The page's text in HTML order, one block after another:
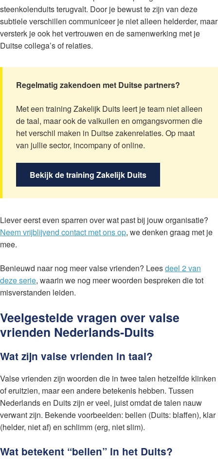
steenkolenduits terugvalt. Door je bewust te zijn van deze
subtiele verschillen communiceer je niet alleen helderder, maar
versterk je ook het vertrouwen en de samenwerking met je
Duitse collega’s of relaties.
Regelmatig zakendoen met Duitse partners?
Met een training Zakelijk Duits leert je team niet alleen
de taal, maar ook de valkuilen en omgangsvormen die
het verschil maken in Duitse zakenrelaties. Op maat
van jullie sector, incompany of online.
Bekijk de training Zakelijk Duits
Liever eerst even sparren over wat past bij jouw organisatie?
Neem vrijblijvend contact met ons op, we denken graag met je
mee.
Benieuwd naar nog meer valse vrienden? Leesdeel 2 van
deze serie, waarin we nog meer woorden bespreken die tot
misverstanden leiden.
Veelgestelde vragen over valse
vrienden Nederlands-Duits
Wat zijn valse vrienden in taal?
Valse vrienden zijn woorden die in twee talen hetzelfde klinken
of eruitzien, maar een andere betekenis hebben. Tussen
Nederlands en Duits zijn er veel, juist omdat de talen nauw
verwant zijn. Bekende voorbeelden: bellen (Duits: blaffen), klar
(helder, niet af) en schlimm (erg, niet slim).
Wat betekent “bellen” in het Duits?